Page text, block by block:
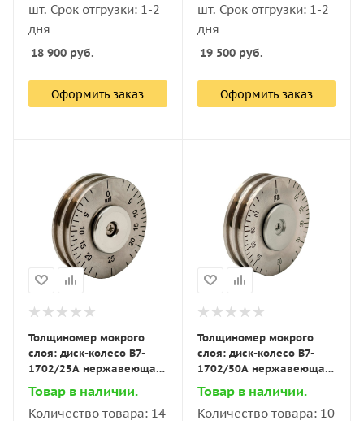
шт. Срок отгрузки: 1-2
дня
18 900 руб.
Оформить заказ
шт. Срок отгрузки: 1-2
дня
19 500руб.
Оформить заказ
Толщиномер мокрого
слоя: диск-колесо В7-
1702/25А нержавеющая
сталь, измеряемый
диапазон 0–25 мкм (шаг
1,25 мкм)
Товар в наличии.
Количество товара: 14
Толщиномер мокрого
слоя: диск-колесо В7-
1702/50А нержавеющая
сталь, измеряемый
диапазон 0–50 мкм, (шаг
– 2,5 мкм)
Товар в наличии.
Количество товара: 10